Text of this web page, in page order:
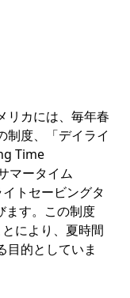
リカには、毎年春
制度、「デイライ
Time
マータイム
トセービングタ
ます。この制度
により、夏時間
目的としていま